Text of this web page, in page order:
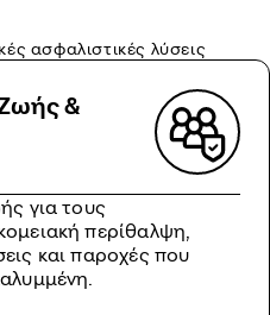
ασφαλιστικές λύσεις
&
για τους
περίθαλψη,
και παροχές που